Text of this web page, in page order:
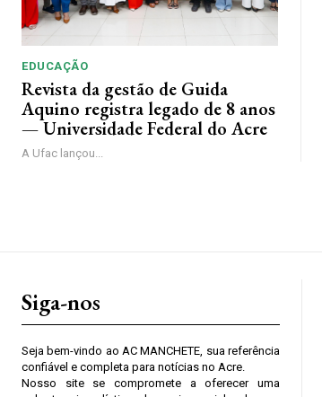
EDUCAÇÃO
Revista da gestão de Guida
Aquino registra legado de 8 anos
— Universidade Federal do Acre
A Ufac lançou...
Siga-nos
Seja bem-vindo ao AC MANCHETE, sua referência
confiável e completa para notícias no Acre.
Nosso site se compromete a oferecer uma